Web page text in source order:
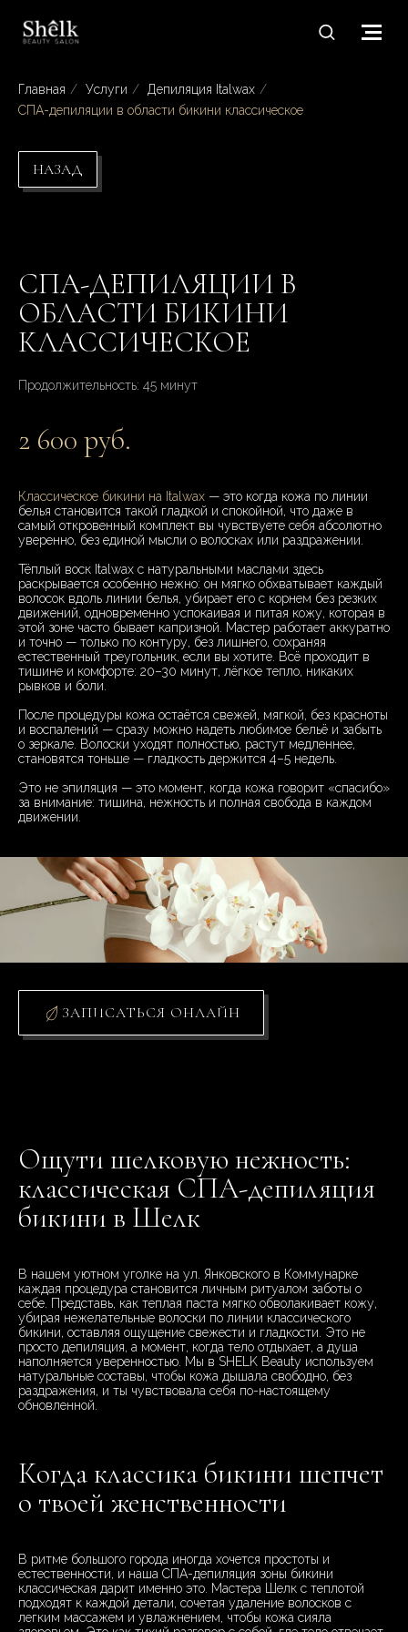
Главная / Услуги / Депиляция Italwax /
СПА-депиляции в области бикини классическое
НАЗАД
СПА-ДЕПИЛЯЦИИ В
ОБЛАСТИ БИКИНИ
КЛАССИЧЕСКОЕ
Продолжительность: 45 минут
2 600 руб.
Классическое бикини на Italwax — это когда кожа по линии
белья становится такой гладкой и спокойной, что даже в
самый откровенный комплект вы чувствуете себя абсолютно
уверенно, без единой мысли о волосках или раздражении.
Тёплый воск Italwax с натуральными маслами здесь
раскрывается особенно нежно: он мягко обхватывает каждый
волосок вдоль линии белья, убирает его с корнем без резких
движений, одновременно успокаивая и питая кожу, которая в
этой зоне часто бывает капризной. Мастер работает аккуратно
и точно — только по контуру, без лишнего, сохраняя
естественный треугольник, если вы хотите. Всё проходит в
тишине и комфорте: 20–30 минут, лёгкое тепло, никаких
рывков и боли.
После процедуры кожа остаётся свежей, мягкой, без красноты
и воспалений — сразу можно надеть любимое бельё и забыть
о зеркале. Волоски уходят полностью, растут медленнее,
становятся тоньше — гладкость держится 4–5 недель.
Это не эпиляция — это момент, когда кожа говорит «спасибо»
за внимание: тишина, нежность и полная свобода в каждом
движении.
ЗАПИСАТЬСЯ ОНЛАЙН
Ощути шелковую нежность:
классическая СПА-депиляция
бикини в Шелк
В нашем уютном уголке на ул. Янковского в Коммунарке
каждая процедура становится личным ритуалом заботы о
себе. Представь, как теплая паста мягко обволакивает кожу,
убирая нежелательные волоски по линии классического
бикини, оставляя ощущение свежести и гладкости. Это не
просто депиляция, а момент, когда тело отдыхает, а душа
наполняется уверенностью. Мы в SHELK Beauty используем
натуральные составы, чтобы кожа дышала свободно, без
раздражения, и ты чувствовала себя по-настоящему
обновленной.
Когда классика бикини шепчет
о твоей женственности
В ритме большого города иногда хочется простоты и
естественности, и наша СПА-депиляция зоны бикини
классическая дарит именно это. Мастера Шелк с теплотой
подходят к каждой детали, сочетая удаление волосков с
легким массажем и увлажнением, чтобы кожа сияла